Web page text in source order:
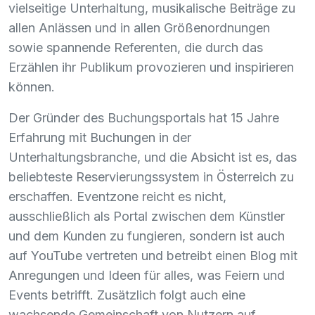
vielseitige Unterhaltung, musikalische Beiträge zu
allen Anlässen und in allen Größenordnungen
sowie spannende Referenten, die durch das
Erzählen ihr Publikum provozieren und inspirieren
können.
Der Gründer des Buchungsportals hat 15 Jahre
Erfahrung mit Buchungen in der
Unterhaltungsbranche, und die Absicht ist es, das
beliebteste Reservierungssystem in Österreich zu
erschaffen. Eventzone reicht es nicht,
ausschließlich als Portal zwischen dem Künstler
und dem Kunden zu fungieren, sondern ist auch
auf YouTube vertreten und betreibt einen Blog mit
Anregungen und Ideen für alles, was Feiern und
Events betrifft. Zusätzlich folgt auch eine